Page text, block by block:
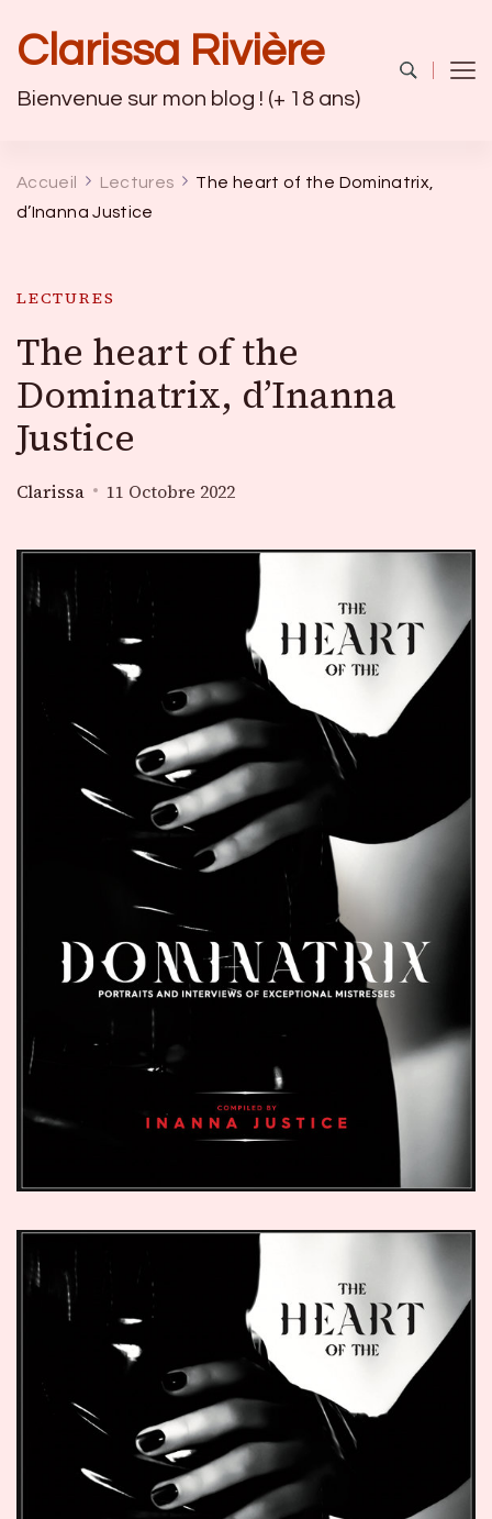
Clarissa Rivière
Bienvenue sur mon blog ! (+ 18 ans)
Accueil Lectures
The heart of the Dominatrix,
d’Inanna Justice
LECTURES
The heart of the
Dominatrix, d’Inanna
Justice
Clarissa 11 Octobre 2022